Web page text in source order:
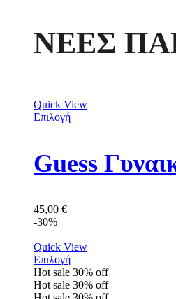
ΝΕΕΣ
Quick View
Επιλογή
Guess
45,00 €
-30%
Quick View
Επιλογή
Hot sale 30% off
Hot sale 30% off